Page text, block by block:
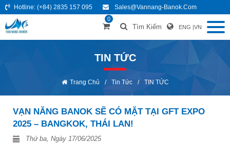
Hotline: (+84) 2835 157 095 Sales@vannang-Banok.com
0
Tìm Kiếm ENG |VN
TIN TỨC
Trang Chủ / Tin Tức / TIN TỨC
VẠN NĂNG BANOK SẼ CÓ MẶT TẠI GFT EXPO
2025 – BANGKOK, THÁI LAN!
Thứ ba, Ngày 17/06/2025